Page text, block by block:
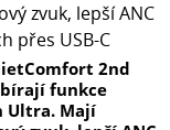
2nd
funkce
Ultra. Mají